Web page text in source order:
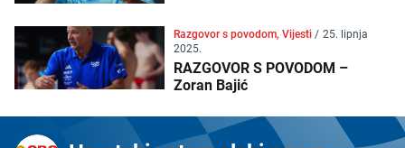
Razgovor s povodom, Vijesti/ 25. lipnja
2025.
RAZGOVOR S POVODOM –
Zoran Bajić